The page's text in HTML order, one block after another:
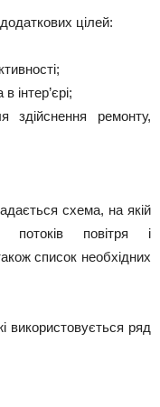
цілей:
інтер’єрі;
ремонту,
схема, на якій
потоків повітря і
список необхідних
використовується ряд